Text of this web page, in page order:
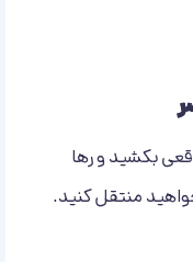
بکشید و رها
منتقل کنید.